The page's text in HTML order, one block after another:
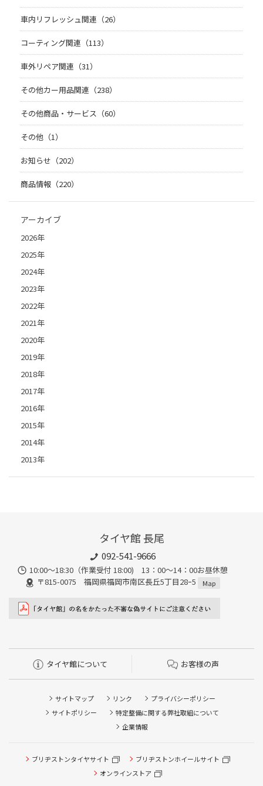
車内リフレッシュ関連（26）
コーティング関連（113）
車外リペア関連（31）
その他カー用品関連（238）
その他商品・サービス（60）
その他（1）
お知らせ（202）
商品情報（220）
アーカイブ
2026年
2025年
2024年
2023年
2022年
2021年
2020年
2019年
2018年
2017年
2016年
2015年
2014年
2013年
タイヤ館 長尾
092-541-9666
10:00～18:30（作業受付 18:00) 13：00～14：00お昼休憩
〒815-0075 福岡県福岡市南区長丘5丁目28ｰ5
Map
タイヤ館について お客様の声
サイトマップ リンク
プライバシーポリシー
サイトポリシー
特定整備に関する弊社取組について
企業情報
ブリヂストンタイヤサイト
ブリヂストンホイールサイト
オンラインストア
タイヤ点検・安全点検/タイヤ履き替え/オイル交換/その他
ピット作業の予約